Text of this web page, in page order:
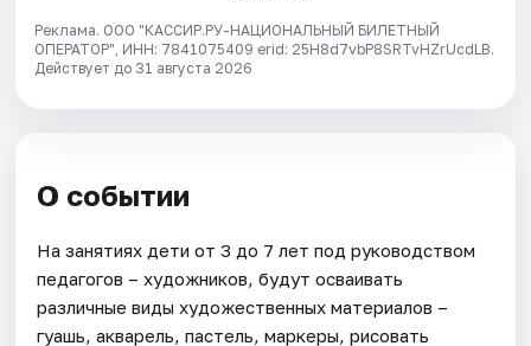
Реклама. ООО "КАССИР.РУ-НАЦИОНАЛЬНЫЙ БИЛЕТНЫЙ
ОПЕРАТОР", ИНН: 7841075409 erid: 25H8d7vbP8SRTvHZrUcdLB.
Действует до 31 августа 2026
О событии
На занятиях дети от 3 до 7 лет под руководством
педагогов – художников, будут осваивать
различные виды художественных материалов –
гуашь, акварель, пастель, маркеры, рисовать